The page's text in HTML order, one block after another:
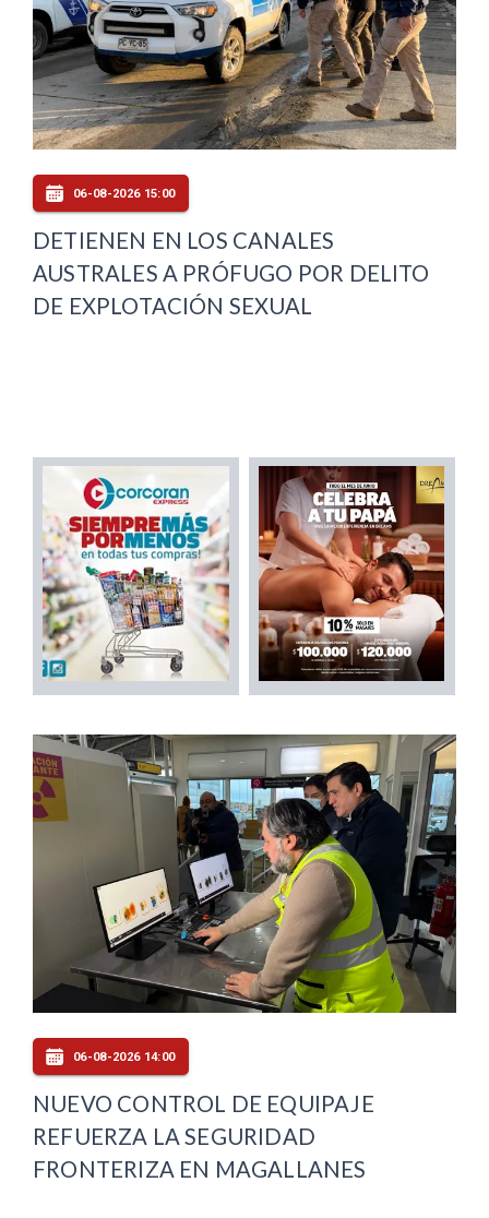
06-08-2026 15:00
DETIENEN EN LOS CANALES
AUSTRALES A PRÓFUGO POR DELITO
DE EXPLOTACIÓN SEXUAL
06-08-2026 14:00
NUEVO CONTROL DE EQUIPAJE
REFUERZA LA SEGURIDAD
FRONTERIZA EN MAGALLANES